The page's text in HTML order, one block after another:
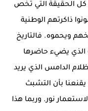
كل الحقيقة التي تخص
ذاكرتهم الوطنية
ويحموه. فالتاريخ
الذي يضيء حاضرها
الدامس الذي يريد
بأن التشبث
نور. وربما هذا